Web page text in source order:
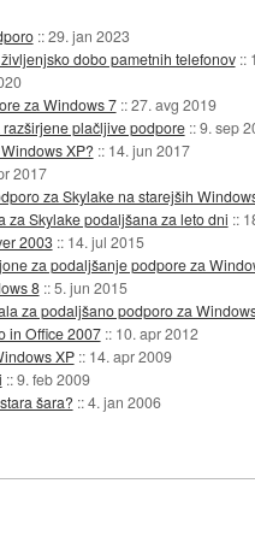
::29. jan 2023
dobo pametnih telefonov ::
za Windows 7 ::27. avg 2019
plačljive podpore ::9. sep
XP? :: 14. jun 2017
2017
za Skylake na starejših
za Skylake podaljšana za leto dni ::
2003 :: 14. jul 2015
za podaljšanje podpore za
8 ::5. jun 2015
za podaljšano podporo za
in Office 2007 :: 10. apr 2012
XP :: 14. apr 2009
::9. feb 2009
šara? ::4. jan 2006